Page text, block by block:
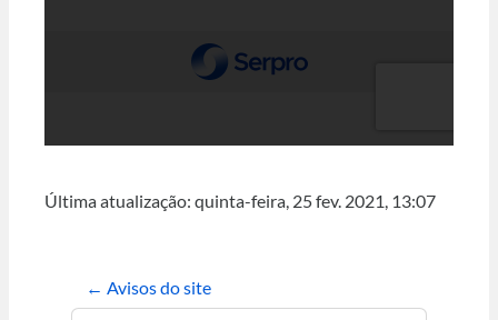
Última atualização: quinta-feira, 25 fev. 2021, 13:07
← Avisos do site